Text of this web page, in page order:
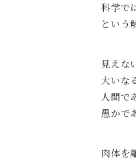
科学で
という
見えな
大いな
人間で
愚かで
肉体を